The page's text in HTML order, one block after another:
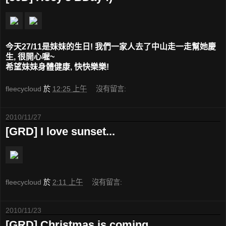
今天27/11是妹妹的生日! 我們一家人去了中山走一走幫她慶
生, 很開心喔~
希望妹妹身體健康, 快快樂樂!
fleecycloud 於 12:25 上午 沒有留言:
2010/11/27
[GRD] I love sunset...
fleecycloud 於 2:11 上午 沒有留言:
2010/11/23